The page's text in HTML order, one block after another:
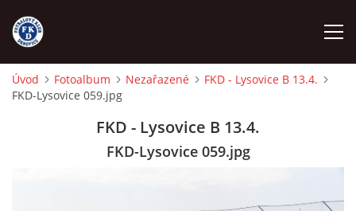
ÚVOD
Úvod Fotoalbum Nezařazené
FKD - Lysovice B 13.4.
FKD-Lysovice 059.jpg
FKD - Lysovice B 13.4.
FKD-Lysovice 059.jpg